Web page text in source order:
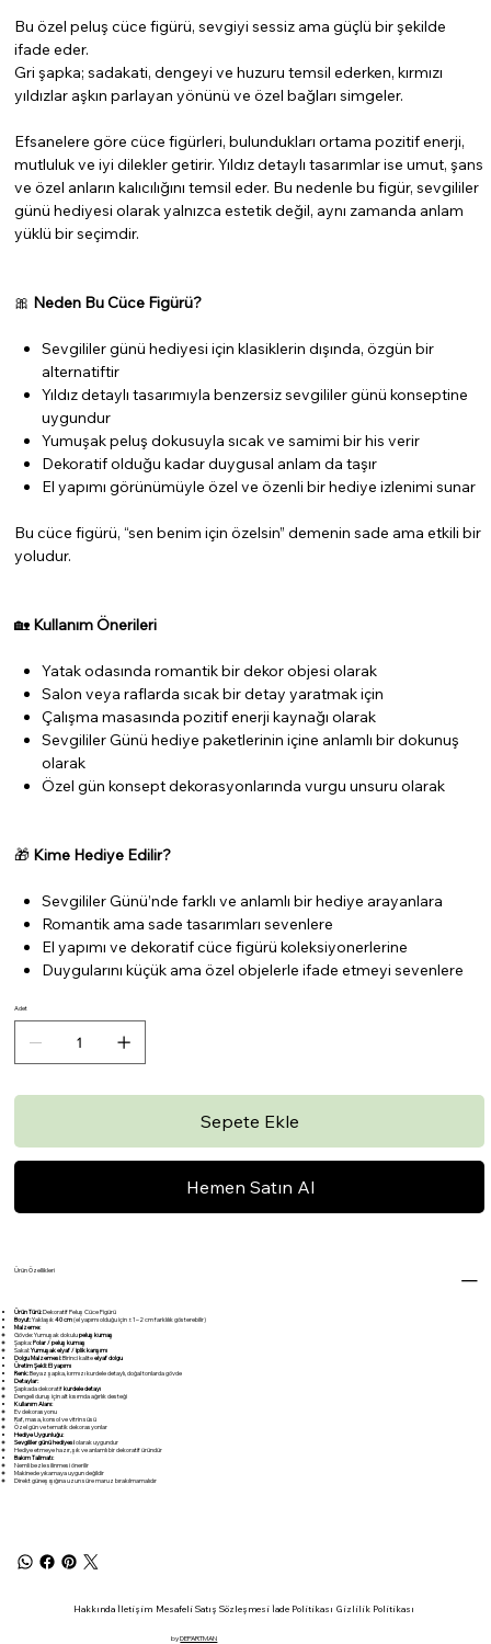
Bu özel peluş cüce figürü, sevgiyi sessiz ama güçlü bir şekilde
ifade eder.
Gri şapka; sadakati, dengeyi ve huzuru temsil ederken, kırmızı
yıldızlar aşkın parlayan yönünü ve özel bağları simgeler.
Efsanelere göre cüce figürleri, bulundukları ortama pozitif enerji,
mutluluk ve iyi dilekler getirir. Yıldız detaylı tasarımlar ise umut, şans
ve özel anların kalıcılığını temsil eder. Bu nedenle bu figür, sevgililer
günü hediyesi olarak yalnızca estetik değil, aynı zamanda anlam
yüklü bir seçimdir.
🎀 Neden Bu Cüce Figürü?
Sevgililer günü hediyesi için klasiklerin dışında, özgün bir
alternatiftir
Yıldız detaylı tasarımıyla benzersiz sevgililer günü konseptine
uygundur
Yumuşak peluş dokusuyla sıcak ve samimi bir his verir
Dekoratif olduğu kadar duygusal anlam da taşır
El yapımı görünümüyle özel ve özenli bir hediye izlenimi sunar
Bu cüce figürü, “sen benim için özelsin” demenin sade ama etkili bir
yoludur.
🏡 Kullanım Önerileri
Yatak odasında romantik bir dekor objesi olarak
Salon veya raflarda sıcak bir detay yaratmak için
Çalışma masasında pozitif enerji kaynağı olarak
Sevgililer Günü hediye paketlerinin içine anlamlı bir dokunuş
olarak
Özel gün konsept dekorasyonlarında vurgu unsuru olarak
🎁 Kime Hediye Edilir?
Sevgililer Günü’nde farklı ve anlamlı bir hediye arayanlara
Romantik ama sade tasarımları sevenlere
El yapımı ve dekoratif cüce figürü koleksiyonerlerine
Duygularını küçük ama özel objelerle ifade etmeyi sevenlere
Adet
Sepete Ekle
Hemen Satın Al
Ürün Özellikleri
Ürün Türü:Dekoratif Peluş Cüce Figürü
Boyut:Yaklaşık40 cm(el yapımı olduğu için ±1–2 cm farklılık gösterebilir)
Malzeme:
Gövde: Yumuşak dokulupeluş kumaş
Şapka:Polar / peluş kumaş
Sakal:Yumuşak elyaf / iplik karışımı
Dolgu Malzemesi:Birinci kaliteelyaf dolgu
Üretim Şekli:El yapımı
Renk:Beyaz şapka, kırmızı kurdele detaylı, doğal tonlarda gövde
Detaylar:
Şapkada dekoratifkurdele detayı
Dengeli duruş için alt kısımda ağırlık desteği
Kullanım Alanı:
Ev dekorasyonu
Raf, masa, konsol ve vitrin süsü
Özel gün ve tematik dekorasyonlar
Hediye Uygunluğu:
Sevgililer günü hediyesiolarak uygundur
Hediye etmeye hazır, şık ve anlamlı bir dekoratif üründür
Bakım Talimatı:
Nemli bezle silinmesi önerilir
Makinede yıkamaya uygun değildir
Direkt güneş ışığına uzun süre maruz bırakılmamalıdır
Hakkında İletişim Mesafeli Satış Sözleşmesi İade Politikası Gizlilik Politikası
byDEPARTMAN